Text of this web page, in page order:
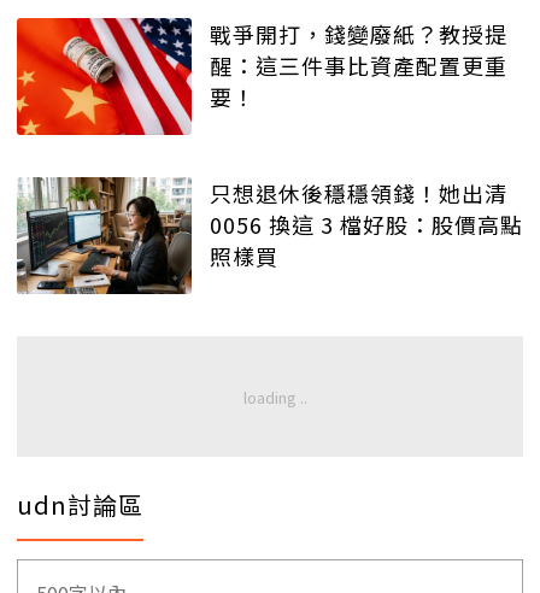
戰爭開打，錢變廢紙？教授提
醒：這三件事比資產配置更重
要！
只想退休後穩穩領錢！她出清
0056 換這 3 檔好股：股價高點
照樣買
udn討論區